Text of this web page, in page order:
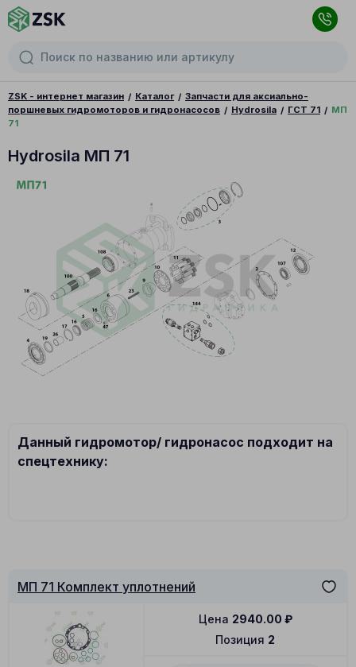
ZSK - интернет магазин Каталог
Запчасти для аксиально-
поршневых гидромоторов и гидронасосов
Hydrosila ГСТ 71
МП
71
Hydrosila МП 71
Данный гидромотор/ гидронасос подходит на
спецтехнику:
МП 71 Комплект уплотнений
Позиция 2
Цена 2940.00 ₽